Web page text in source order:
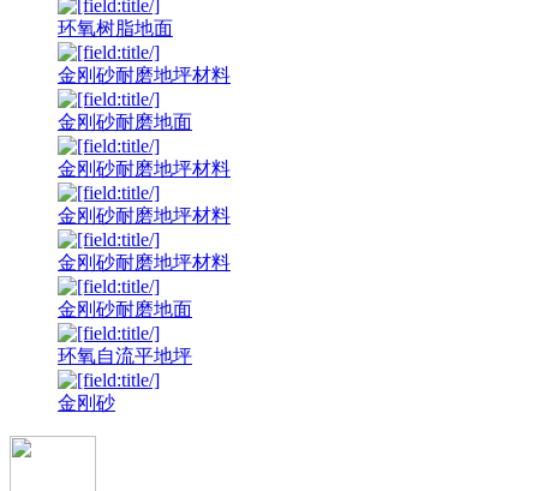
环氧树脂地面
金刚砂耐磨地坪材料
金刚砂耐磨地面
金刚砂耐磨地坪材料
金刚砂耐磨地坪材料
金刚砂耐磨地坪材料
金刚砂耐磨地面
环氧自流平地坪
金刚砂